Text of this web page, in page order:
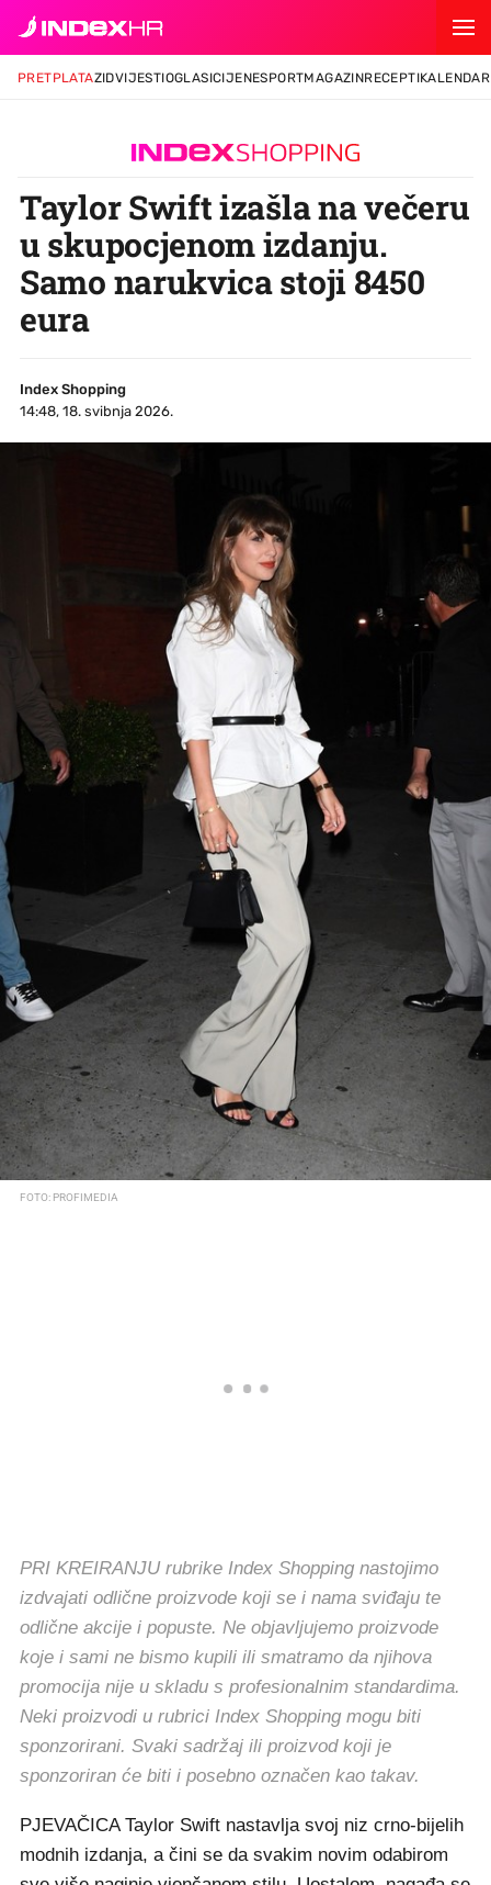
PRETPLATAZIDVIJESTIOGLASICIJENESPORTMAGAZINRECEPTIKALENDAR
Taylor Swift izašla na večeru
u skupocjenom izdanju.
Samo narukvica stoji 8450
eura
Index Shopping
14:48, 18. svibnja 2026.
FOTO: PROFIMEDIA
PRI KREIRANJU rubrike Index Shopping nastojimo
izdvajati odlične proizvode koji se i nama sviđaju te
odlične akcije i popuste. Ne objavljujemo proizvode
koje i sami ne bismo kupili ili smatramo da njihova
promocija nije u skladu s profesionalnim standardima.
Neki proizvodi u rubrici Index Shopping mogu biti
sponzorirani. Svaki sadržaj ili proizvod koji je
sponzoriran će biti i posebno označen kao takav.
PJEVAČICA Taylor Swift nastavlja svoj niz crno-bijelih
modnih izdanja, a čini se da svakim novim odabirom